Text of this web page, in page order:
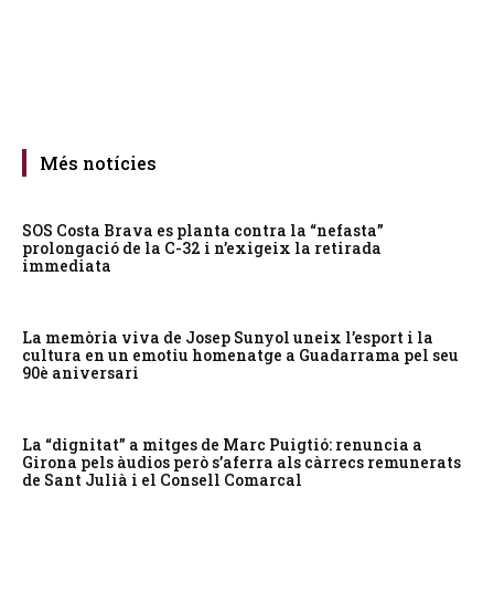
Més notícies
SOS Costa Brava es planta contra la “nefasta”
prolongació de la C-32 i n’exigeix la retirada
immediata
La memòria viva de Josep Sunyol uneix l’esport i la
cultura en un emotiu homenatge a Guadarrama pel seu
90è aniversari
La “dignitat” a mitges de Marc Puigtió: renuncia a
Girona pels àudios però s’aferra als càrrecs remunerats
de Sant Julià i el Consell Comarcal